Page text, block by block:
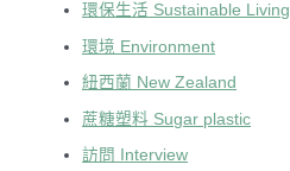
環保生活 Sustainable Living
環境 Environment
紐西蘭 New Zealand
蔗糖塑料 Sugar plastic
訪問 Interview